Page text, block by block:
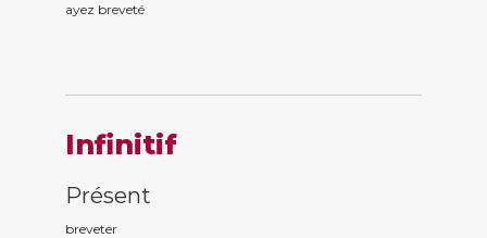
ayez breveté
Infinitif
Présent
breveter